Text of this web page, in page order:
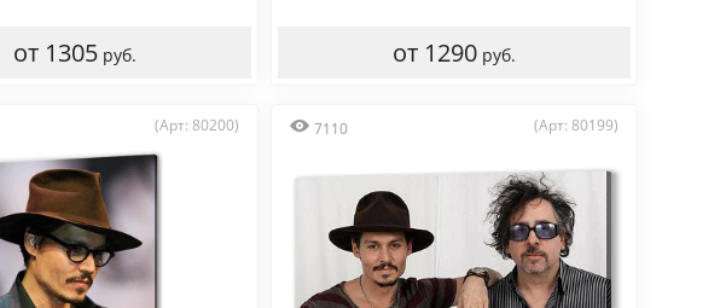
от 1305 руб. от 1290 руб.
(Арт: 80200) 7110 (Арт: 80199)